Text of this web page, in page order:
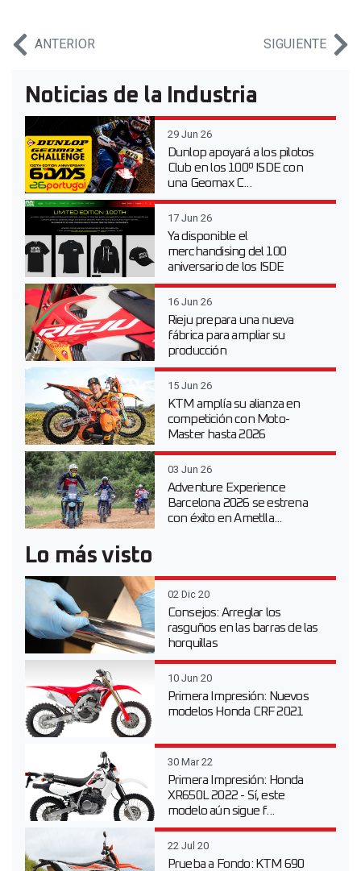
ANTERIOR SIGUIENTE
Noticias de la Industria
29 Jun 26
Dunlop apoyará a los pilotos
Club en los 100º ISDE con
una Geomax C...
17 Jun 26
Ya disponible el
merchandising del 100
aniversario de los ISDE
16 Jun 26
Rieju prepara una nueva
fábrica para ampliar su
producción
15 Jun 26
KTM amplía su alianza en
competición con Moto-
Master hasta 2026
03 Jun 26
Adventure Experience
Barcelona 2026 se estrena
con éxito en Ametlla...
Lo más visto
02 Dic 20
Consejos: Arreglar los
rasguños en las barras de las
horquillas
10 Jun 20
Primera Impresión: Nuevos
modelos Honda CRF 2021
30 Mar 22
Primera Impresión: Honda
XR650L 2022 - Sí, este
modelo aún sigue f...
22 Jul 20
Prueba a Fondo: KTM 690